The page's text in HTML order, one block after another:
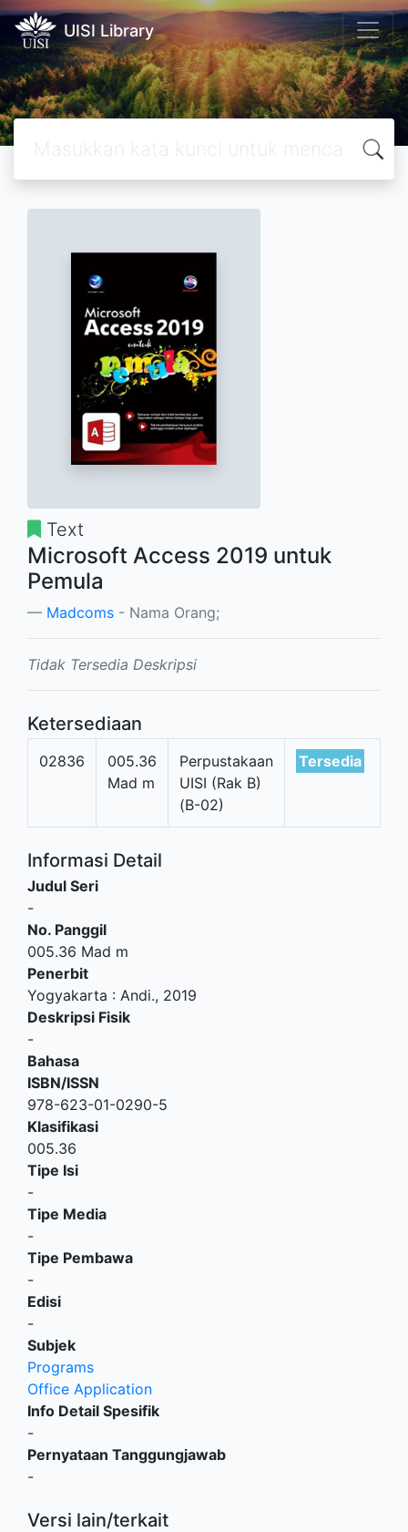
UISI Library
Text
Microsoft Access 2019 untuk
Pemula
Madcoms - Nama Orang;
Tidak Tersedia Deskripsi
Ketersediaan
02836
005.36
Mad m
Perpustakaan
UISI (Rak B)
(B-02)
Tersedia
Informasi Detail
Judul Seri
-
No. Panggil
005.36 Mad m
Penerbit
Yogyakarta : Andi., 2019
Deskripsi Fisik
-
Bahasa
ISBN/ISSN
978-623-01-0290-5
Klasifikasi
005.36
Tipe Isi
-
Tipe Media
-
Tipe Pembawa
-
Edisi
-
Subjek
Programs
Office Application
Info Detail Spesifik
-
Pernyataan Tanggungjawab
-
Versi lain/terkait